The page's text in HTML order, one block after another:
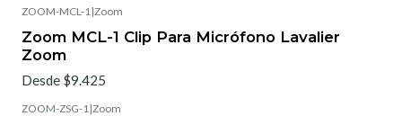
ZOOM-MCL-1|Zoom
Zoom MCL-1 Clip Para Micrófono Lavalier
Zoom
Desde $9.425
ZOOM-ZSG-1 |Zoom